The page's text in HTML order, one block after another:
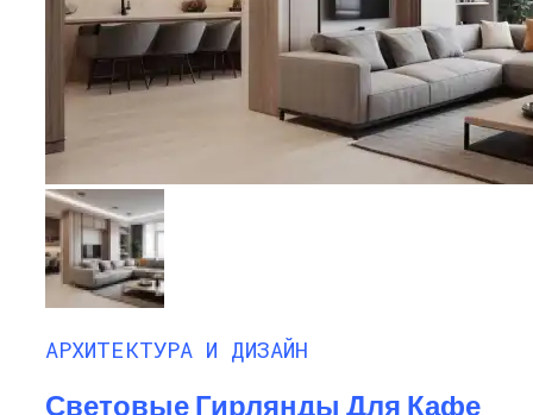
АРХИТЕКТУРА И ДИЗАЙН
Световые Гирлянды Для Кафе